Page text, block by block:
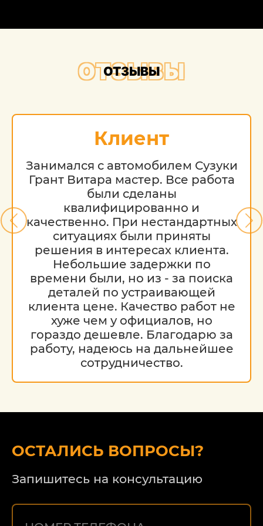
ОТЗЫВЫ
ОТЗЫВЫ
Клиент
Занимался с автомобилем Сузуки
Грант Витара мастер. Все работа
были сделаны
квалифицированно и
качественно. При нестандартных
ситуациях были приняты
решения в интересах клиента.
Небольшие задержки по
времени были, но из - за поиска
деталей по устраивающей
клиента цене. Качество работ не
хуже чем у официалов, но
гораздо дешевле. Благодарю за
работу, надеюсь на дальнейшее
сотрудничество.
ОСТАЛИСЬ ВОПРОСЫ?
Запишитесь на консультацию